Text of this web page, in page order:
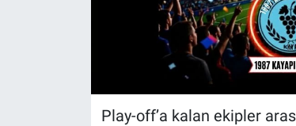
Play-off’a kalan ekipler